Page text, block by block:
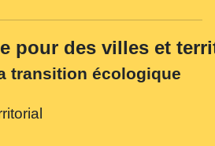
pour des villes et
transition écologique